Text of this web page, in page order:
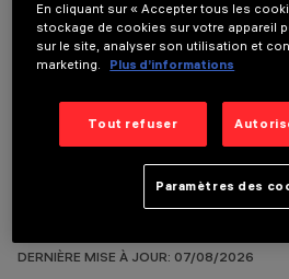
COMPOSANTS
DERNIÈRE MISE À JOUR: 07/08/2026
En cliquant sur « Accepter tous les
stockage de cookies sur votre appareil
sur le site, analyser son utilisation et
marketing.
Plus d’informations
Tout refuser
Paramètres des